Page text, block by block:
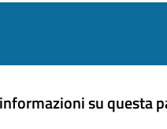
su questa